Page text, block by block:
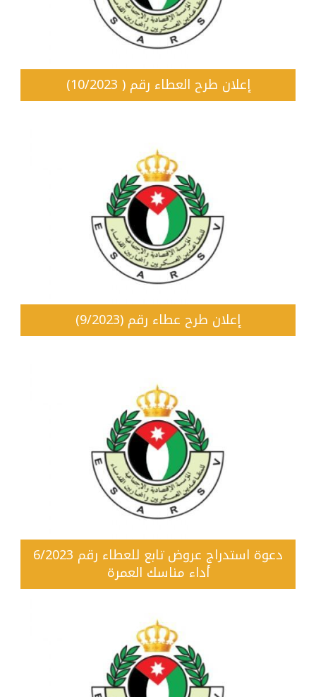
إعلان طرح العطاء رقم ( 10/2023)
إعلان طرح عطاء رقم (9/2023)
دعوة استدراج عروض تابع للعطاء رقم 6/2023
أداء مناسك العمرة